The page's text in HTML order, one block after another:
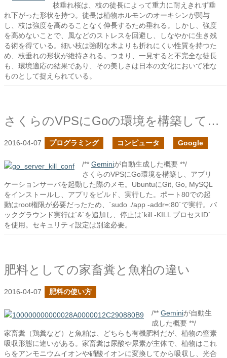
枝垂れ桜は、枝の徒長によって重力に耐えきれず垂
れ下がった形状を持つ。徒長は植物ホルモンのオーキシンが関与
し、枝は強度を高めることなく伸長するため垂れる。しかし、強度
を高めないことで、風などのストレスを回避し、しなやかに生き残
る術を得ている。細い枝は強靭な木よりも折れにくい性質を持つた
め、枝垂れの形状が維持される。つまり、一見すると不完全な徒長
も、環境適応の結果であり、その美しさは日本の文化において雅な
ものとして捉えられている。
さくらのVPSにGoの環境を構築してみた
2016-04-07 プログラミング コンピュータ Google
/** Geminiが自動生成した概要 **/
さくらのVPSにGo環境を構築し、アプリ
ケーションサーバを起動した際のメモ。UbuntuにGit, Go, MySQL
をインストールし、アプリをビルド、実行した。ポート80での起
動はroot権限が必要だったため、`sudo ./app -addr=:80`で実行。バ
ックグラウンド実行は`&`を追加し、停止は`kill -KILL プロセスID`
を使用。セキュリティ設定は別途必要。
肥料としての家畜糞と魚粕の違い
2016-04-07 肥料の使い方
/** Geminiが自動生
成した概要 **/
家畜糞（鶏糞など）と魚粕は、どちらも有機肥料だが、植物の窒素
吸収形態に違いがある。家畜糞は尿酸や尿素が主体で、植物はこれ
らをアンモニウムイオンや硝酸イオンに変換してから吸収し、光合